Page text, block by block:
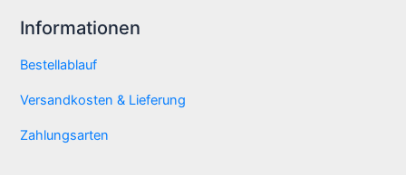
Informationen
Bestellablauf
Versandkosten & Lieferung
Zahlungsarten